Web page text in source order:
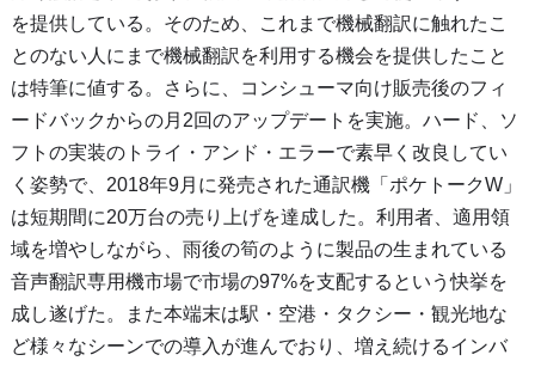
を提供している。そのため、これまで機械翻訳に触れたこ
とのない人にまで機械翻訳を利用する機会を提供したこと
は特筆に値する。さらに、コンシューマ向け販売後のフィ
ードバックからの月2回のアップデートを実施。ハード、ソ
フトの実装のトライ・アンド・エラーで素早く改良してい
く姿勢で、2018年9月に発売された通訳機「ポケトークW」
は短期間に20万台の売り上げを達成した。利用者、適用領
域を増やしながら、雨後の筍のように製品の生まれている
音声翻訳専用機市場で市場の97%を支配するという快挙を
成し遂げた。また本端末は駅・空港・タクシー・観光地な
ど様々なシーンでの導入が進んでおり、増え続けるインバ